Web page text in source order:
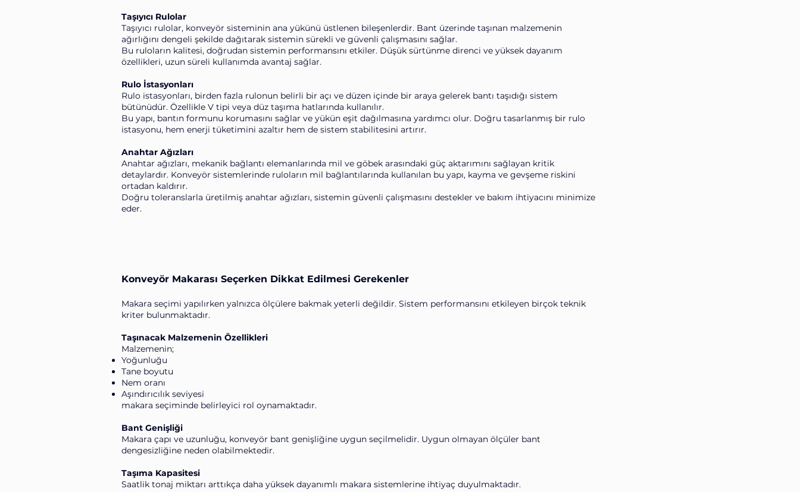
Taşıyıcı Rulolar
Taşıyıcı rulolar, konveyör sisteminin ana yükünü üstlenen bileşenlerdir. Bant üzerinde taşınan malzemenin
ağırlığını dengeli şekilde dağıtarak sistemin sürekli ve güvenli çalışmasını sağlar.
Bu ruloların kalitesi, doğrudan sistemin performansını etkiler. Düşük sürtünme direnci ve yüksek dayanım
özellikleri, uzun süreli kullanımda avantaj sağlar.
Rulo İstasyonları
Rulo istasyonları, birden fazla rulonun belirli bir açı ve düzen içinde bir araya gelerek bantı taşıdığı sistem
bütünüdür. Özellikle V tipi veya düz taşıma hatlarında kullanılır.
Bu yapı, bantın formunu korumasını sağlar ve yükün eşit dağılmasına yardımcı olur. Doğru tasarlanmış bir rulo
istasyonu, hem enerji tüketimini azaltır hem de sistem stabilitesini artırır.
Anahtar Ağızları
Anahtar ağızları, mekanik bağlantı elemanlarında mil ve göbek arasındaki güç aktarımını sağlayan kritik
detaylardır. Konveyör sistemlerinde ruloların mil bağlantılarında kullanılan bu yapı, kayma ve gevşeme riskini
ortadan kaldırır.
Doğru toleranslarla üretilmiş anahtar ağızları, sistemin güvenli çalışmasını destekler ve bakım ihtiyacını minimize
eder.
Konveyör Makarası Seçerken Dikkat Edilmesi Gerekenler
Makara seçimi yapılırken yalnızca ölçülere bakmak yeterli değildir. Sistem performansını etkileyen birçok teknik
kriter bulunmaktadır.
Taşınacak Malzemenin Özellikleri
Malzemenin;
Yoğunluğu
Tane boyutu
Nem oranı
Aşındırıcılık seviyesi
makara seçiminde belirleyici rol oynamaktadır.
Bant Genişliği
Makara çapı ve uzunluğu, konveyör bant genişliğine uygun seçilmelidir. Uygun olmayan ölçüler bant
dengesizliğine neden olabilmektedir.
Taşıma Kapasitesi
Saatlik tonaj miktarı arttıkça daha yüksek dayanımlı makara sistemlerine ihtiyaç duyulmaktadır.